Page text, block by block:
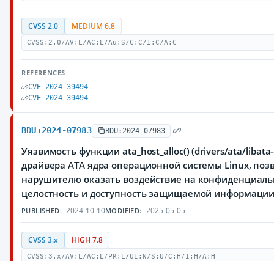
CVSS 2.0 MEDIUM 6.8
CVSS:2.0/AV:L/AC:L/Au:S/C:C/I:C/A:C
REFERENCES
CVE-2024-39494
CVE-2024-39494
BDU:2024-07983 BDU:2024-07983
Уязвимость функции ata_host_alloc() (drivers/ata/
драйвера ATA ядра операционной системы Linux,
нарушителю оказать воздействие на
целостность и доступность защищаемой
PUBLISHED: 2024-10-10MODIFIED: 2025-05-05
CVSS 3.x HIGH 7.8
CVSS:3.x/AV:L/AC:L/PR:L/UI:N/S:U/C:H/I:H/A:H